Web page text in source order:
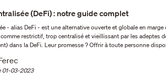
(DeFi) : notre guide complet
- alias DeFi - est une alternative ouverte et globale en
restrictif, trop centralisé et vieillissant par les adeptes
dans la DeFi. Leur promesse ? Offrir à toute personne
01-03-2023